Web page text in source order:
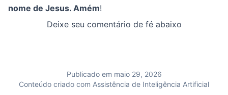
nome de Jesus. Amém!
Deixe seu comentário de fé abaixo
Publicado em maio 29, 2026
Conteúdo criado com Assistência de Inteligência Artificial